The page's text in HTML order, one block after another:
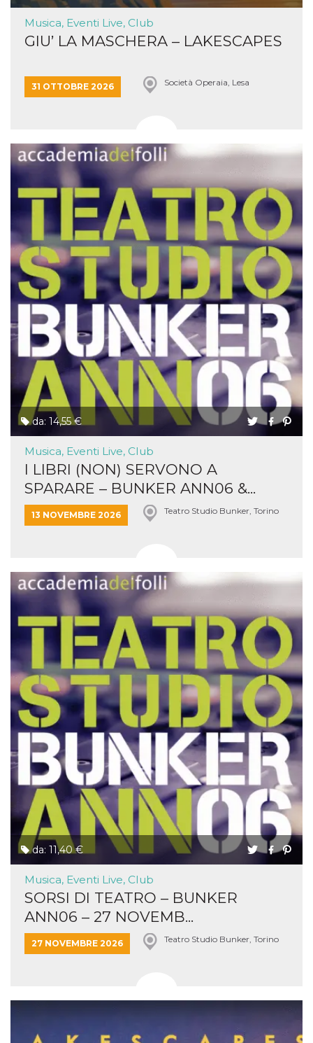
Musica, Eventi Live, Club
GIU’ LA MASCHERA – LAKESCAPES
31 OTTOBRE 2026 Società Operaia, Lesa
da: 14,55 €
Musica, Eventi Live, Club
I LIBRI (NON) SERVONO A
SPARARE – BUNKER ANN06 &...
13 NOVEMBRE 2026 Teatro Studio Bunker, Torino
da: 11,40 €
Musica, Eventi Live, Club
SORSI DI TEATRO – BUNKER
ANN06 – 27 NOVEMB...
27 NOVEMBRE 2026 Teatro Studio Bunker, Torino